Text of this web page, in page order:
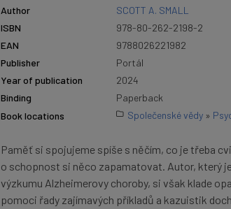
Author
SCOTT A. SMALL
ISBN
978-80-262-2198-2
EAN
9788026221982
Publisher
Portál
Year of publication
2024
Binding
Paperback
Book locations
Společenské vědy »
Paměť si spojujeme spíše s něčím, co je třeba
o schopnost si něco zapamatovat. Autor, který
výzkumu Alzheimerovy choroby, si však klade
pomoci řady zajímavých příkladů a kazuistik